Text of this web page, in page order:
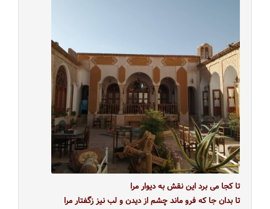
تا کجا می برد این نقش به دیوار مرا
تا بدان جا که فرو ماند چشم از دیدن و لب نیز زگفتار مرا